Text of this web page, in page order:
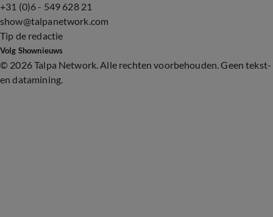
+31 (0)6 - 549 628 21
show@talpanetwork.com
Tip de redactie
Volg Shownieuws
© 2026 Talpa Network. Alle rechten voorbehouden. Geen tekst-
en datamining.